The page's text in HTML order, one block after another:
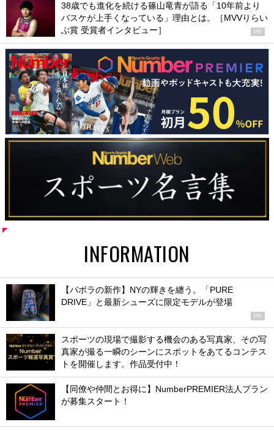
38歳でも進化を続ける篠山竜青が語る「10年前より
バスケが上手くなっている」理由とは。［MVVりらい
ぶ賞 受賞者インタビュー］
PR
INFORMATION
【バボラの新作】NYの輝きを纏う。「PURE
DRIVE」と最新シューズに限定モデルが登場
PR
スポーツの現場で撮影する機会のある写真家、その写
真家が撮る一瞬のシーンにスポットをあてるコンテス
トを開催します。作品受付中！
【同僚や仲間とお得に】NumberPREMIER法人プラン
が募集スタート！